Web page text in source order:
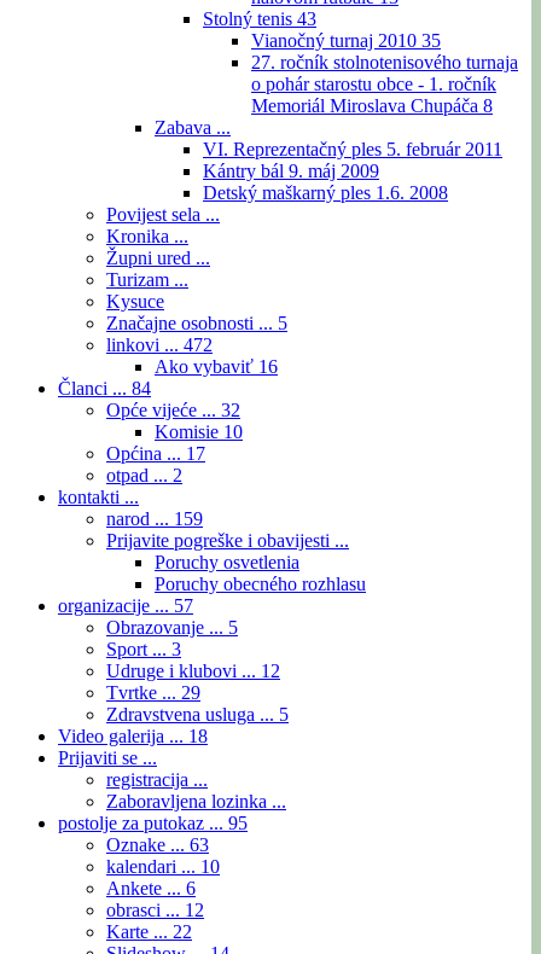
Stolný tenis 43
Vianočný turnaj 2010 35
27. ročník stolnotenisového turnaja
o pohár starostu obce - 1. ročník
Memoriál Miroslava Chupáča 8
Zabava ...
VI. Reprezentačný ples 5. február 2011
Kántry bál 9. máj 2009
Detský maškarný ples 1.6. 2008
Povijest sela ...
Kronika ...
Župni ured ...
Turizam ...
Kysuce
Značajne osobnosti ... 5
linkovi ... 472
Ako vybaviť 16
Članci ... 84
Opće vijeće ... 32
Komisie 10
Općina ... 17
otpad ... 2
kontakti ...
narod ... 159
Prijavite pogreške i obavijesti ...
Poruchy osvetlenia
Poruchy obecného rozhlasu
organizacije ... 57
Obrazovanje ... 5
Sport ... 3
Udruge i klubovi ... 12
Tvrtke ... 29
Zdravstvena usluga ... 5
Video galerija ... 18
Prijaviti se ...
registracija ...
Zaboravljena lozinka ...
postolje za putokaz ... 95
Oznake ... 63
kalendari ... 10
Ankete ... 6
obrasci ... 12
Karte ... 22